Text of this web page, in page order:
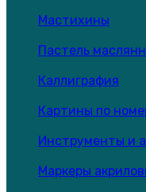
Мастихины
Пастель
Каллиграфия
Картины по
Инструменты и
Маркеры